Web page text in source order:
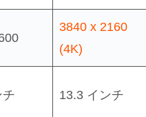
3840 x 2160
(4K)
13.3 インチ